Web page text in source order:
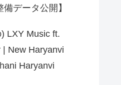
データ公開】
LXY Music ft.
| New Haryanvi
Haryanvi